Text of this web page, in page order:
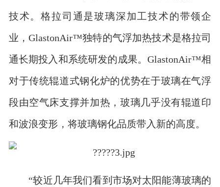
技术。格拉司通是玻璃深加工技术的带领企
业，GlastonAir™独特的气浮加热技术是格拉司
通长期投入和系统研发的成果。GlastonAir™相
对于传统辊道式钢化炉的优势在于玻璃在气浮
段由空气床支撑并加热，玻璃几乎没有辊道印
和波浪变形，将玻璃钢化品质带入新的高度。
“较近几年我们看到市场对太阳能薄玻璃的